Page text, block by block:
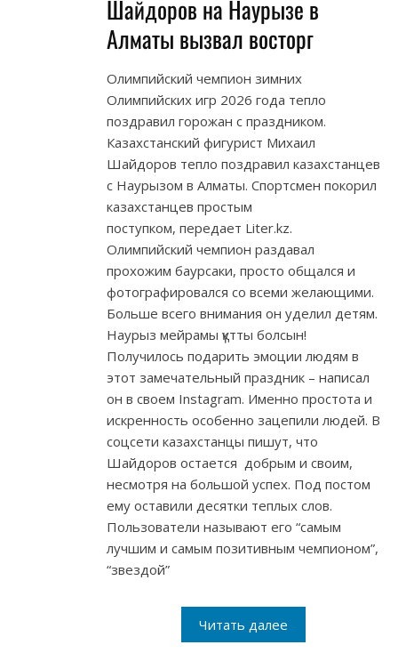
Шайдоров на Наурызе в
Алматы вызвал восторг
Олимпийский чемпион зимних
Олимпийских игр 2026 года тепло
поздравил горожан с праздником.
Казахстанский фигурист Михаил
Шайдоров тепло поздравил казахстанцев
с Наурызом в Алматы. Спортсмен покорил
казахстанцев простым
поступком, передает Liter.kz.
Олимпийский чемпион раздавал
прохожим баурсаки, просто общался и
фотографировался со всеми желающими.
Больше всего внимания он уделил детям.
Наурыз мейрамы қүтты болсын!
Получилось подарить эмоции людям в
этот замечательный праздник – написал
он в своем Instagram. Именно простота и
искренность особенно зацепили людей. В
соцсети казахстанцы пишут, что
Шайдоров остается добрым и своим,
несмотря на большой успех. Под постом
ему оставили десятки теплых слов.
Пользователи называют его “самым
лучшим и самым позитивным чемпионом”,
“звездой”
Читать далее